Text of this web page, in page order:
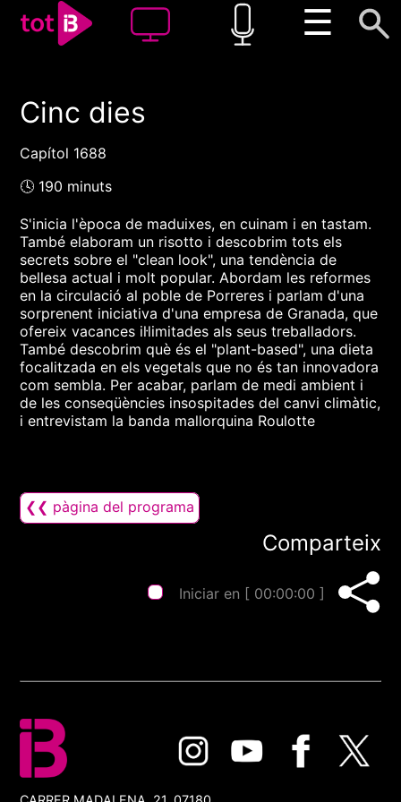
☰
00:00 00:00
Cinc dies
Capítol 1688
🕓 190 minuts
S'inicia l'època de maduixes, en cuinam i en tastam.
També elaboram un risotto i descobrim tots els
secrets sobre el "clean look", una tendència de
bellesa actual i molt popular. Abordam les reformes
en la circulació al poble de Porreres i parlam d'una
sorprenent iniciativa d'una empresa de Granada, que
ofereix vacances il·limitades als seus treballadors.
També descobrim què és el "plant-based", una dieta
focalitzada en els vegetals que no és tan innovadora
com sembla. Per acabar, parlam de medi ambient i
de les conseqüències insospitades del canvi climàtic,
i entrevistam la banda mallorquina Roulotte
❮❮ pàgina del programa
Comparteix
Iniciar en [ 00:00:00 ]